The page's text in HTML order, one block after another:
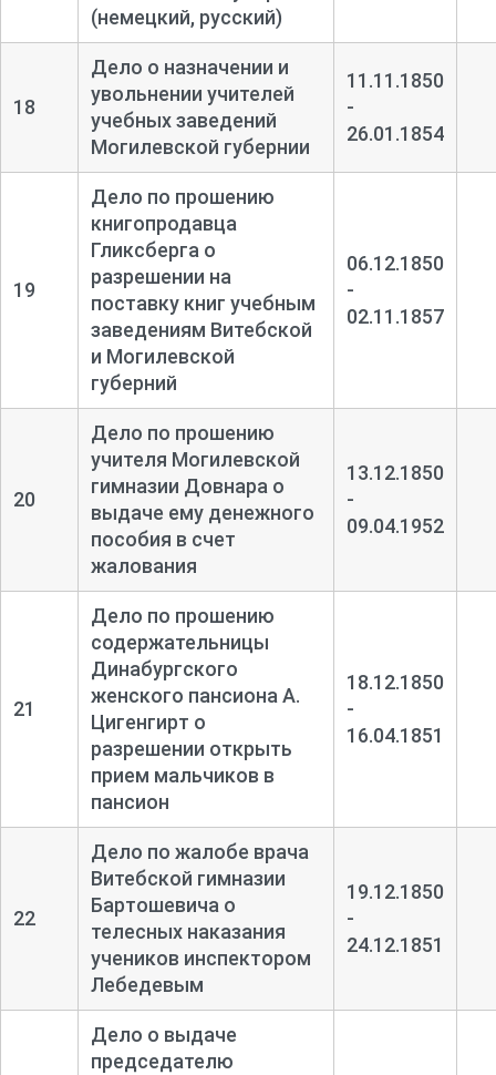
(немецкий, русский)
18
Дело о назначении и
увольнении учителей
учебных заведений
Могилевской губернии
11.11.1850
-
26.01.1854
19
Дело по прошению
книгопродавца
Гликсберга о
разрешении на
поставку книг учебным
заведениям Витебской
и Могилевской
губерний
06.12.1850
-
02.11.1857
20
Дело по прошению
учителя Могилевской
гимназии Довнара о
выдаче ему денежного
пособия в счет
жалования
13.12.1850
-
09.04.1952
21
Дело по прошению
содержательницы
Динабургского
женского пансиона А.
Цигенгирт о
разрешении открыть
прием мальчиков в
пансион
18.12.1850
-
16.04.1851
22
Дело по жалобе врача
Витебской гимназии
Бартошевича о
телесных наказания
учеников инспектором
Лебедевым
19.12.1850
-
24.12.1851
Дело о выдаче
председателю